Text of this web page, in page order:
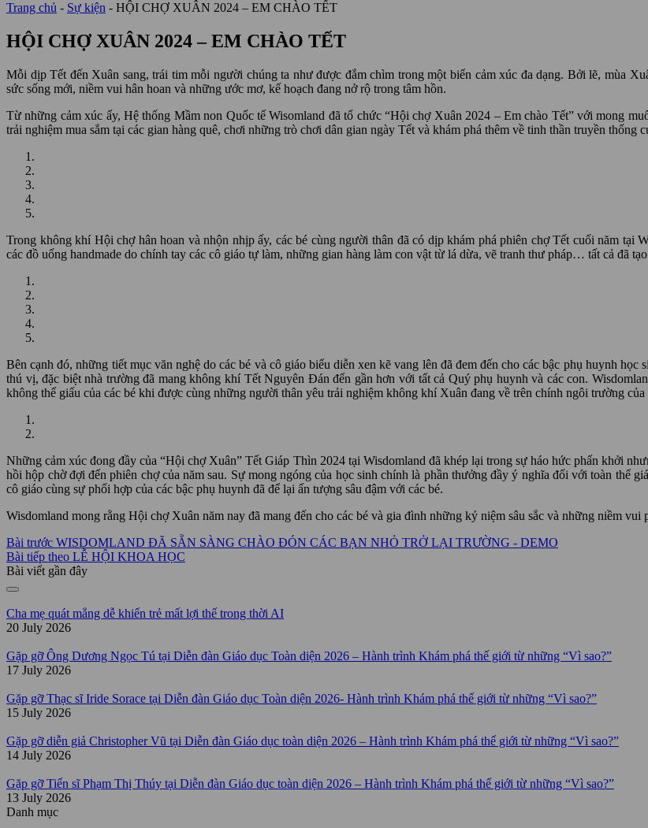
Trang chủ - Sự kiện - HỘI CHỢ XUÂN 2024 – EM CHÀO TẾT
HỘI CHỢ XUÂN 2024 – EM CHÀO TẾT
Mỗi dịp Tết đến Xuân sang, trái tim mỗi người chúng ta như được đắm chìm trong một biển cảm xúc đa dạng. Bởi lẽ, mùa
sức sống mới, niềm vui hân hoan và những ước mơ, kế hoạch đang nở rộ trong tâm hồn.
Từ những cảm xúc ấy, Hệ thống Mầm non Quốc tế Wisomland đã tổ chức “Hội chợ Xuân 2024 – Em chào Tết” với mong
trải nghiệm mua sắm tại các gian hàng quê, chơi những trò chơi dân gian ngày Tết và khám phá thêm về tinh thần truyền thống
Trong không khí Hội chợ hân hoan và nhộn nhịp ấy, các bé cùng người thân đã có dịp khám phá phiên chợ Tết cuối năm tại
các đồ uống handmade do chính tay các cô giáo tự làm, những gian hàng làm con vật từ lá dừa, vẽ tranh thư pháp… tất cả đã
Bên cạnh đó, những tiết mục văn nghệ do các bé và cô giáo biểu diễn xen kẽ vang lên đã đem đến cho các bậc phụ huynh
thú vị, đặc biệt nhà trường đã mang không khí Tết Nguyên Đán đến gần hơn với tất cả Quý phụ huynh và các con.
không thể giấu của các bé khi được cùng những người thân yêu trải nghiệm không khí Xuân đang về trên chính ngôi trường của
Những cảm xúc đong đầy của “Hội chợ Xuân” Tết Giáp Thìn 2024 tại Wisdomland đã khép lại trong sự háo hức phấn khởi
hồi hộp chờ đợi đến phiên chợ của năm sau. Sự mong ngóng của học sinh chính là phần thưởng đầy ý nghĩa đối với toàn thể
cô giáo cùng sự phối hợp của các bậc phụ huynh đã để lại ấn tượng sâu đậm với các bé.
Wisdomland mong rằng Hội chợ Xuân năm nay đã mang đến cho các bé và gia đình những kỷ niệm sâu sắc và những niềm
Bài trước WISDOMLAND ĐÃ SẴN SÀNG CHÀO ĐÓN CÁC BẠN NHỎ TRỞ LẠI TRƯỜNG - DEMO
Bài tiếp theo LỄ HỘI KHOA HỌC
Bài viết gần đây
Cha mẹ quát mắng dễ khiến trẻ mất lợi thế trong thời AI
20 July 2026
Gặp gỡ Ông Dương Ngọc Tú tại Diễn đàn Giáo dục Toàn diện 2026 – Hành trình Khám phá thế giới từ những “Vì sao?”
17 July 2026
Gặp gỡ Thạc sĩ Iride Sorace tại Diễn đàn Giáo dục Toàn diện 2026- Hành trình Khám phá thế giới từ những “Vì sao?”
15 July 2026
Gặp gỡ diễn giả Christopher Vũ tại Diễn đàn Giáo dục toàn diện 2026 – Hành trình Khám phá thế giới từ những “Vì sao?”
14 July 2026
Gặp gỡ Tiến sĩ Phạm Thị Thúy tại Diễn đàn Giáo dục toàn diện 2026 – Hành trình Khám phá thế giới từ những “Vì sao?”
13 July 2026
Danh mục